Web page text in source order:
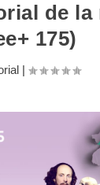
de la
175)
|